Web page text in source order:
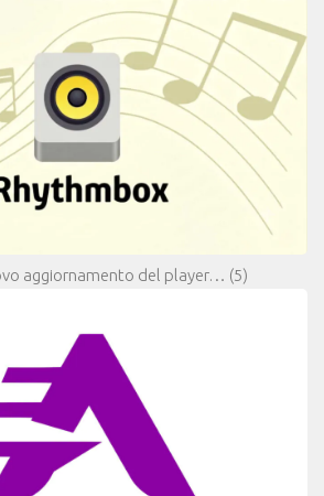
aggiornamento del player… (5)